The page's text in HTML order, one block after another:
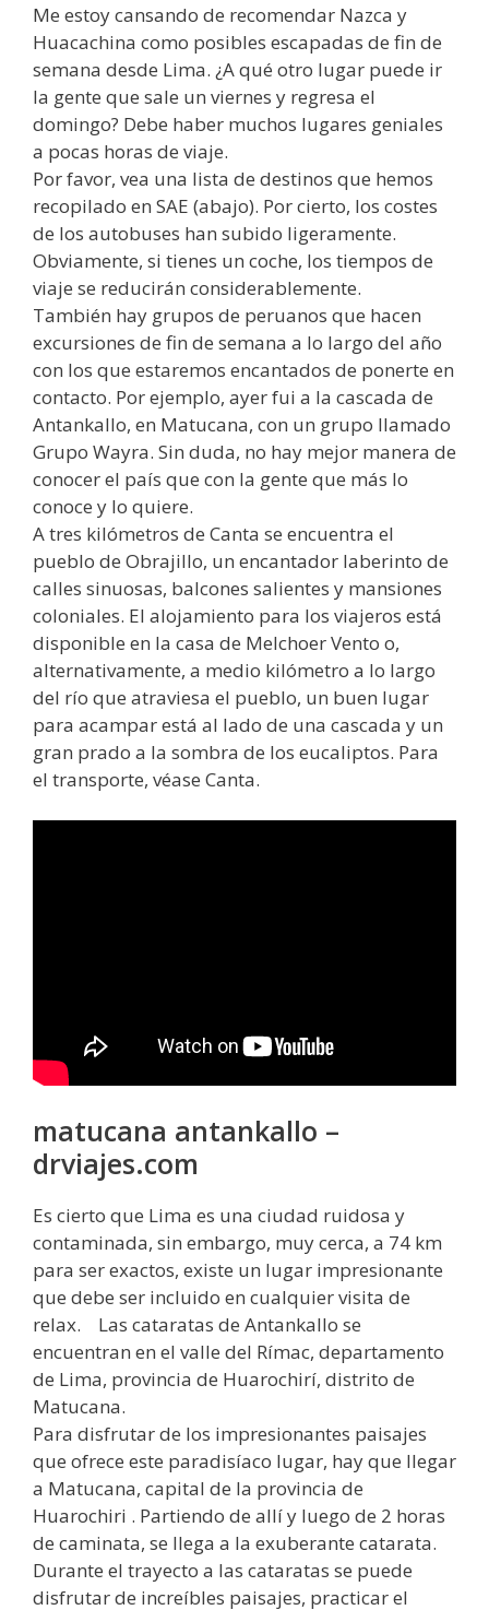
Me estoy cansando de recomendar Nazca y
Huacachina como posibles escapadas de fin de
semana desde Lima. ¿A qué otro lugar puede ir
la gente que sale un viernes y regresa el
domingo? Debe haber muchos lugares geniales
a pocas horas de viaje.
Por favor, vea una lista de destinos que hemos
recopilado en SAE (abajo). Por cierto, los costes
de los autobuses han subido ligeramente.
Obviamente, si tienes un coche, los tiempos de
viaje se reducirán considerablemente.
También hay grupos de peruanos que hacen
excursiones de fin de semana a lo largo del año
con los que estaremos encantados de ponerte en
contacto. Por ejemplo, ayer fui a la cascada de
Antankallo, en Matucana, con un grupo llamado
Grupo Wayra. Sin duda, no hay mejor manera de
conocer el país que con la gente que más lo
conoce y lo quiere.
A tres kilómetros de Canta se encuentra el
pueblo de Obrajillo, un encantador laberinto de
calles sinuosas, balcones salientes y mansiones
coloniales. El alojamiento para los viajeros está
disponible en la casa de Melchoer Vento o,
alternativamente, a medio kilómetro a lo largo
del río que atraviesa el pueblo, un buen lugar
para acampar está al lado de una cascada y un
gran prado a la sombra de los eucaliptos. Para
el transporte, véase Canta.
matucana antankallo –
drviajes.com
Es cierto que Lima es una ciudad ruidosa y
contaminada, sin embargo, muy cerca, a 74 km
para ser exactos, existe un lugar impresionante
que debe ser incluido en cualquier visita de
relax. Las cataratas de Antankallo se
encuentran en el valle del Rímac, departamento
de Lima, provincia de Huarochirí, distrito de
Matucana.
Para disfrutar de los impresionantes paisajes
que ofrece este paradisíaco lugar, hay que llegar
a Matucana, capital de la provincia de
Huarochiri . Partiendo de allí y luego de 2 horas
de caminata, se llega a la exuberante catarata.
Durante el trayecto a las cataratas se puede
disfrutar de increíbles paisajes, practicar el